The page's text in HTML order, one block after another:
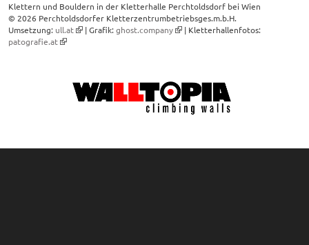
Klettern und Bouldern in der Kletterhalle Perchtoldsdorf bei Wien
© 2026 Perchtoldsdorfer Kletterzentrumbetriebsges.m.b.H.
Umsetzung: ull.at | Grafik:ghost.company
| Kletterhallenfotos:
patografie.at